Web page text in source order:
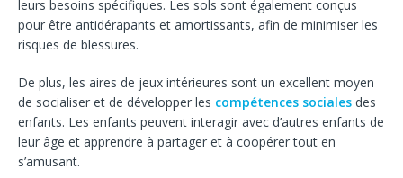
leurs besoins spécifiques. Les sols sont également conçus
pour être antidérapants et amortissants, afin de minimiser les
risques de blessures.
De plus, les aires de jeux intérieures sont un excellent moyen
de socialiser et de développer les compétences sociales des
enfants. Les enfants peuvent interagir avec d’autres enfants de
leur âge et apprendre à partager et à coopérer tout en
s’amusant.